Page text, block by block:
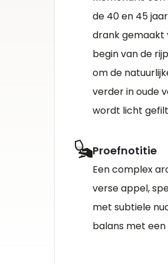
de 40 en 45
drank gemaakt
begin van de
om de
verder in oude
wordt licht
Proefnotitie
Een complex
verse appel,
met subtiele
balans met